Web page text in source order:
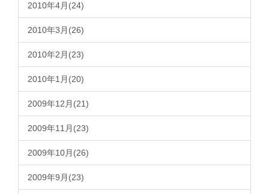
2010年4月(24)
2010年3月(26)
2010年2月(23)
2010年1月(20)
2009年12月(21)
2009年11月(23)
2009年10月(26)
2009年9月(23)